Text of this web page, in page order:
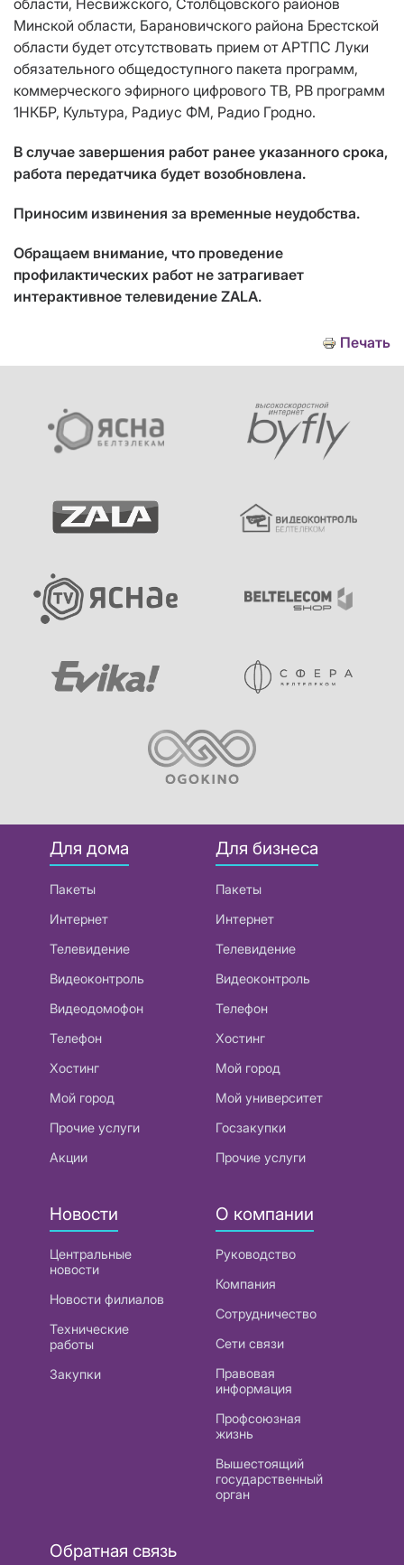
области, Несвижского, Столбцовского районов
Минской области, Барановичского района Брестской
области будет отсутствовать прием от АРТПС Луки
обязательного общедоступного пакета программ,
коммерческого эфирного цифрового ТВ, РВ программ
1НКБР, Культура, Радиус ФМ, Радио Гродно.
В случае завершения работ ранее указанного срока,
работа передатчика будет возобновлена.
Приносим извинения за временные неудобства.
Обращаем внимание, что проведение
профилактических работ не затрагивает
интерактивное телевидение ZALA.
Печать
Для дома
Пакеты
Интернет
Телевидение
Видеоконтроль
Видеодомофон
Телефон
Хостинг
Мой город
Прочие услуги
Акции
Для бизнеса
Пакеты
Интернет
Телевидение
Видеоконтроль
Телефон
Хостинг
Мой город
Мой университет
Госзакупки
Прочие услуги
Новости
Центральные
новости
Новости филиалов
Технические
работы
Закупки
О компании
Руководство
Компания
Сотрудничество
Сети связи
Правовая
информация
Профсоюзная
жизнь
Вышестоящий
государственный
орган
Обратная связь